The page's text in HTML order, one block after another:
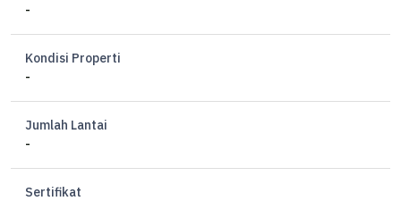
-
Kondisi Properti
-
Jumlah Lantai
-
Sertifikat